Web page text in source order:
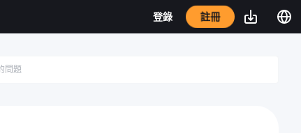
登錄 註冊